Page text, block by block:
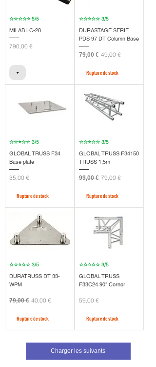
☆☆☆☆⭐ 5/5
MILAB LC-28
Prix
790,00 €
+
☆☆⭐☆☆ 3/5
DURASTAGE SERIE
PDS 97 DT Column Base
Prix original
79,00 € Prix promotionnel
49,00 €
Rupture de stock
☆☆⭐☆☆ 3/5
GLOBAL TRUSS F34
Base plate
Prix
35,00 €
Rupture de stock
☆☆⭐☆☆ 3/5
GLOBAL TRUSS F34150
TRUSS 1,5m
Prix original
99,00 € Prix promotionnel
79,00 €
Rupture de stock
☆☆⭐☆☆ 3/5
DURATRUSS DT 33-
WPM
Prix original
79,00 € Prix promotionnel
40,00 €
Rupture de stock
☆☆⭐☆☆ 3/5
GLOBAL TRUSS
F33C24 90° Corner
Prix
59,00 €
Rupture de stock
Charger les suivants